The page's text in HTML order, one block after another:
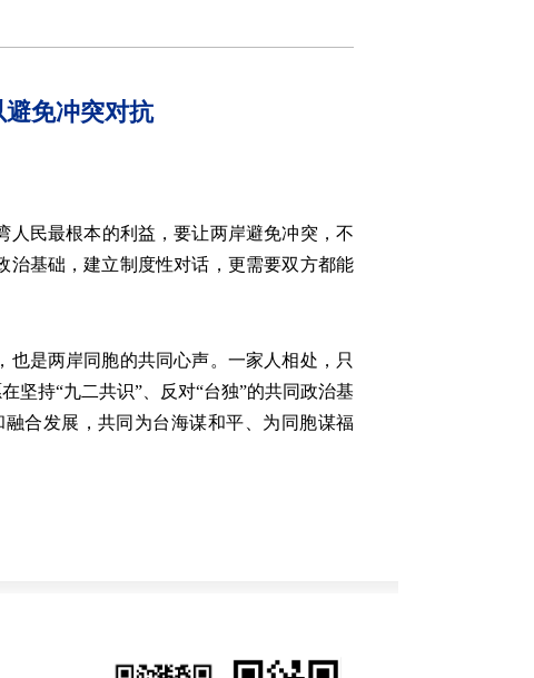
免冲突对抗
民最根本的利益，要让两岸避免冲突，不
治基础，建立制度性对话，更需要双方都能
是两岸同胞的共同心声。一家人相处，只
坚持“九二共识”、反对“台独”的共同政治基
合发展，共同为台海谋和平、为同胞谋福